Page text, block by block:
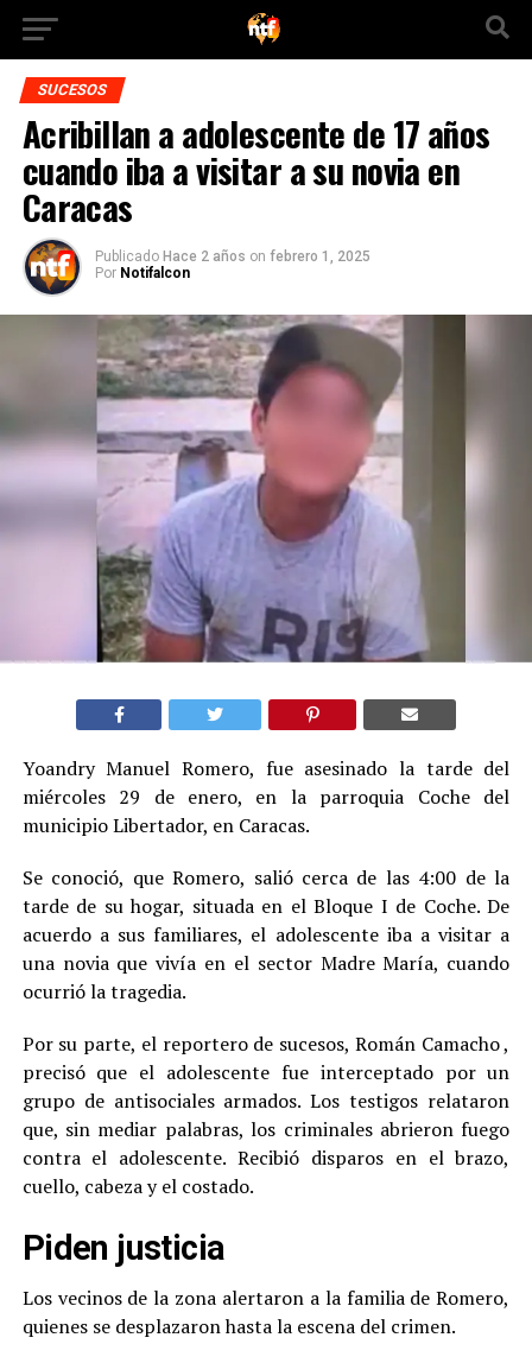
SUCESOS
Acribillan a adolescente de 17 años
cuando iba a visitar a su novia en
Caracas
Publicado Hace 2 años on febrero 1, 2025
Por Notifalcon
Yoandry Manuel Romero, fue asesinado la tarde del
miércoles 29 de enero, en la parroquia Coche del
municipio Libertador, en Caracas.
Se conoció, que Romero, salió cerca de las 4:00 de la
tarde de su hogar, situada en el Bloque I de Coche. De
acuerdo a sus familiares, el adolescente iba a visitar a
una novia que vivía en el sector Madre María, cuando
ocurrió la tragedia.
Por su parte, el reportero de sucesos, Román Camacho ,
precisó que el adolescente fue interceptado por un
grupo de antisociales armados. Los testigos relataron
que, sin mediar palabras, los criminales abrieron fuego
contra el adolescente. Recibió disparos en el brazo,
cuello, cabeza y el costado.
Piden justicia
Los vecinos de la zona alertaron a la familia de Romero,
quienes se desplazaron hasta la escena del crimen.